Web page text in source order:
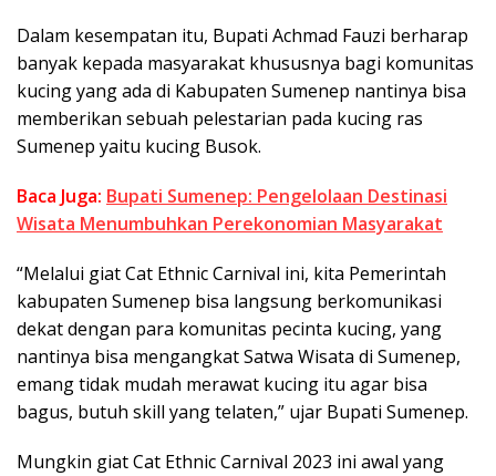
Dalam kesempatan itu, Bupati Achmad Fauzi berharap
banyak kepada masyarakat khususnya bagi komunitas
kucing yang ada di Kabupaten Sumenep nantinya bisa
memberikan sebuah pelestarian pada kucing ras
Sumenep yaitu kucing Busok.
Baca Juga: Bupati Sumenep: Pengelolaan Destinasi
Wisata Menumbuhkan Perekonomian Masyarakat
“Melalui giat Cat Ethnic Carnival ini, kita Pemerintah
kabupaten Sumenep bisa langsung berkomunikasi
dekat dengan para komunitas pecinta kucing, yang
nantinya bisa mengangkat Satwa Wisata di Sumenep,
emang tidak mudah merawat kucing itu agar bisa
bagus, butuh skill yang telaten,” ujar Bupati Sumenep.
Mungkin giat Cat Ethnic Carnival 2023 ini awal yang